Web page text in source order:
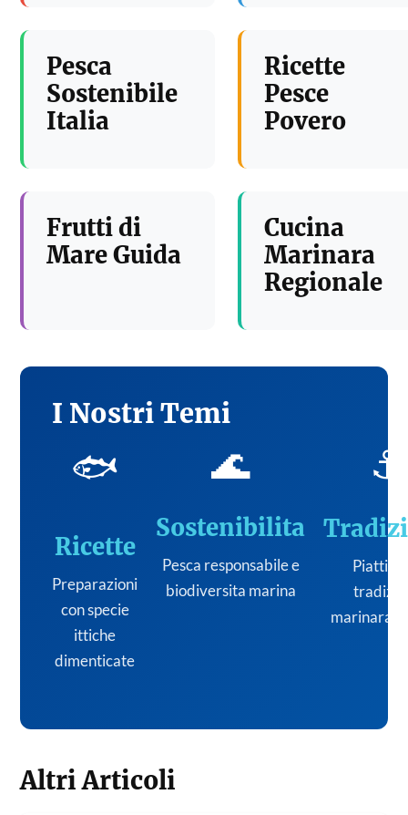
Pesca
Sostenibile
Italia
Ricette
Pesce
Povero
Frutti di
Mare Guida
Cucina
Marinara
Regionale
I Nostri Temi
🐟
Ricette
Preparazioni
con specie
ittiche
dimenticate
🌊
Sostenibilita
Pesca responsabile e
biodiversita marina
⚓
Piatti
marinara
Altri Articoli